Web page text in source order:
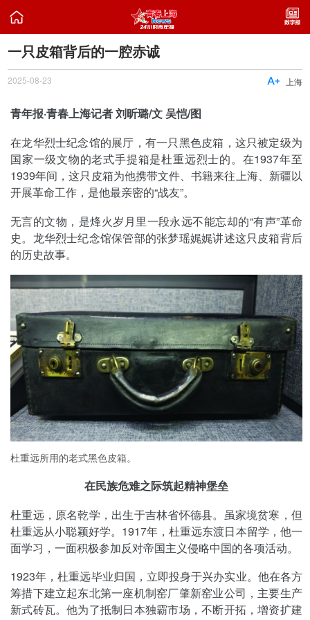

一只皮箱背后的一腔赤诚
2025-08-23 上海

青年报·青春上海记者 刘昕璐/文 吴恺/图
在龙华烈士纪念馆的展厅，有一只黑色皮箱，这只被定级为
国家一级文物的老式手提箱是杜重远烈士的。在1937年至
1939年间，这只皮箱为他携带文件、书籍来往上海、新疆以
开展革命工作，是他最亲密的“战友”。
无言的文物，是烽火岁月里一段永远不能忘却的“有声”革命
史。龙华烈士纪念馆保管部的张梦瑶娓娓讲述这只皮箱背后
的历史故事。
杜重远所用的老式黑色皮箱。
在民族危难之际筑起精神堡垒
杜重远，原名乾学，出生于吉林省怀德县。虽家境贫寒，但
杜重远从小聪颖好学。1917年，杜重远东渡日本留学，他一
面学习，一面积极参加反对帝国主义侵略中国的各项活动。
1923年，杜重远毕业归国，立即投身于兴办实业。他在各方
筹措下建立起东北第一座机制窑厂肇新窑业公司，主要生产
新式砖瓦。他为了抵制日本独霸市场，不断开拓，增资扩建